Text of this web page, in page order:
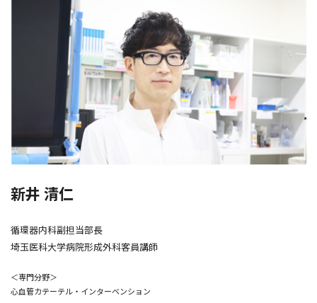
新井 清仁
循環器内科副担当部長
埼玉医科大学病院形成外科客員講師
＜専門分野＞
心血管カテーテル・インターベンション